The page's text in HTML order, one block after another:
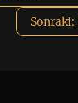
Sonraki: